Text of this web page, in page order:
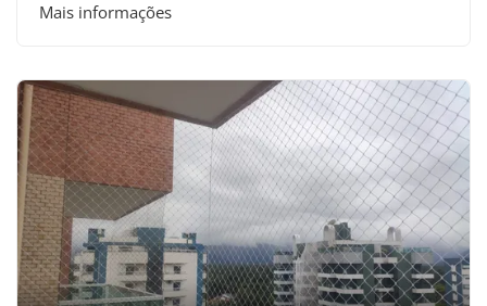
Mais informações